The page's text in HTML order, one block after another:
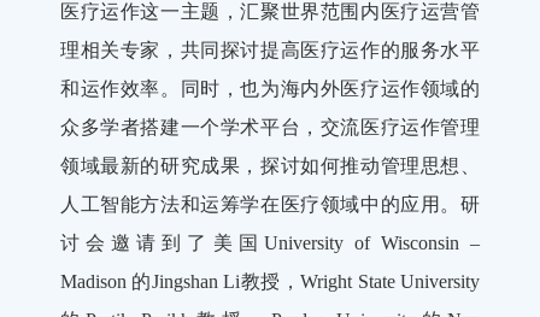
医疗运作这一主题，汇聚世界范围内医疗运营管
理相关专家，共同探讨提高医疗运作的服务水平
和运作效率。同时，也为海内外医疗运作领域的
众多学者搭建一个学术平台，交流医疗运作管理
领域最新的研究成果，探讨如何推动管理思想、
人工智能方法和运筹学在医疗领域中的应用。研
讨会邀请到了美国University of Wisconsin –
Madison 的Jingshan Li教授，Wright State University